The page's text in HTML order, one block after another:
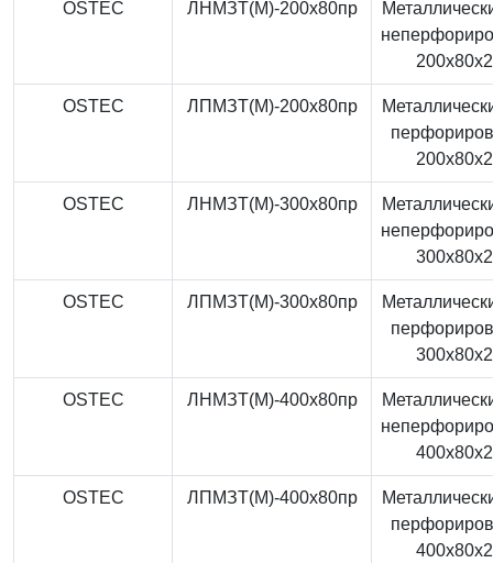
OSTEC ЛНМЗТ(М)-200x80пр
OSTEC ЛПМЗТ(М)-200x80пр
OSTEC ЛНМЗТ(М)-300x80пр
OSTEC ЛПМЗТ(М)-300x80пр
OSTEC ЛНМЗТ(М)-400x80пр
OSTEC ЛПМЗТ(М)-400x80пр